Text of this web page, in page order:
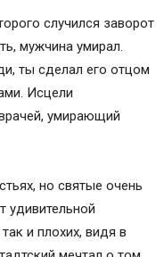
ОТ
случился заворот
мужчина умирал.
ты сделал его отцом
Исцели
умирающий
но святые очень
и плохих, видя в